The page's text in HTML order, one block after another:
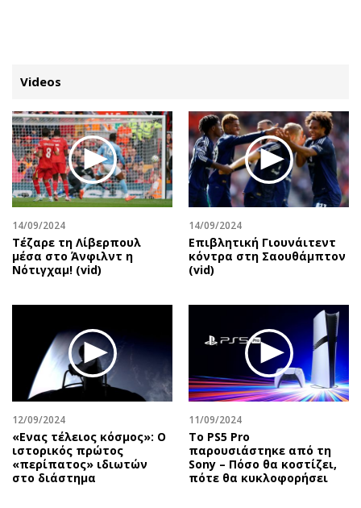
ΚΑΤΗΓΟΡΙΕΣ ΣΥΝΔΕΣΗ
Κύπρος
Παιδεία
Υγεία
Πολιτική
Βουλευτικές 2026
Προεδρικές 2023
Δημοσκοπήσεις
Διπλωματία
Αθλητισμός
Κύπρος
Ελλάδα
Διεθνή
Κληρώσεις Allwyn
Απόψεις
Αρθρογραφία
The Hill
Υγεία
Αγγελίες
Πωλούνται
Ζητούν εργασία
Θέσεις εργασίας
Geek
Νέα
Κινητά-tablets
Social
Αυτοκίνηση
Videos
14/09/2024
Τέζαρε τη Λίβερπουλ
μέσα στο Άνφιλντ η
Νότιγχαμ! (vid)
14/09/2024
Επιβλητική Γιουνάιτεντ
κόντρα στη Σαουθάμπτον
(vid)
12/09/2024
«Ενας τέλειος κόσμος»: Ο
ιστορικός πρώτος
«περίπατος» ιδιωτών
στο διάστημα
11/09/2024
Το PS5 Pro
παρουσιάστηκε από τη
Sony – Πόσο θα κοστίζει,
πότε θα κυκλοφορήσει